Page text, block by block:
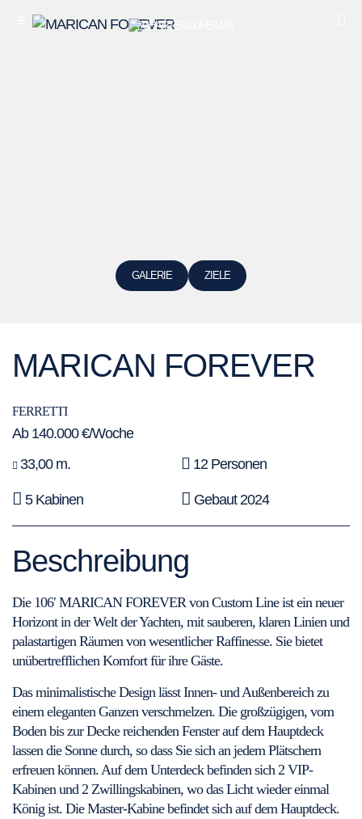
GALERIE ZIELE
MARICAN FOREVER
FERRETTI
Ab 140.000 €/Woche
33,00 m.
12 Personen
5 Kabinen Gebaut 2024
Beschreibung
Die 106′ MARICAN FOREVER von Custom Line ist ein neuer
Horizont in der Welt der Yachten, mit sauberen, klaren Linien und
palastartigen Räumen von wesentlicher Raffinesse. Sie bietet
unübertrefflichen Komfort für ihre Gäste.
Das minimalistische Design lässt Innen- und Außenbereich zu
einem eleganten Ganzen verschmelzen. Die großzügigen, vom
Boden bis zur Decke reichenden Fenster auf dem Hauptdeck
lassen die Sonne durch, so dass Sie sich an jedem Plätschern
erfreuen können. Auf dem Unterdeck befinden sich 2 VIP-
Kabinen und 2 Zwillingskabinen, wo das Licht wieder einmal
König ist. Die Master-Kabine befindet sich auf dem Hauptdeck.